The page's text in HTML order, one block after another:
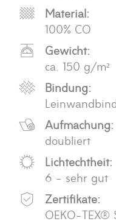
Material:
100% CO
Gewicht:
ca. 150 g/m²
Bindung:
Aufmachung:
doubliert
Lichtechtheit:
6 - sehr gut
Zertifikate:
OEKO-TEX®